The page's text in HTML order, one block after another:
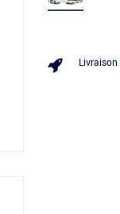
Livraison